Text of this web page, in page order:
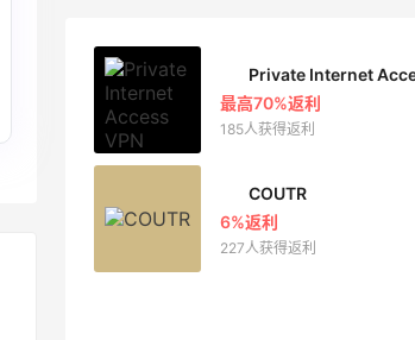
Private Internet
最高70%返利
185人获得返利
COUTR
6%返利
227人获得返利